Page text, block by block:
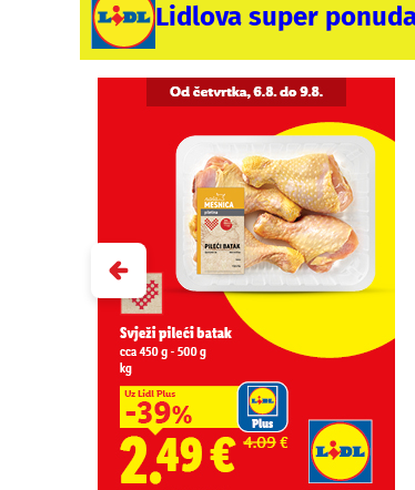
Lidlova super